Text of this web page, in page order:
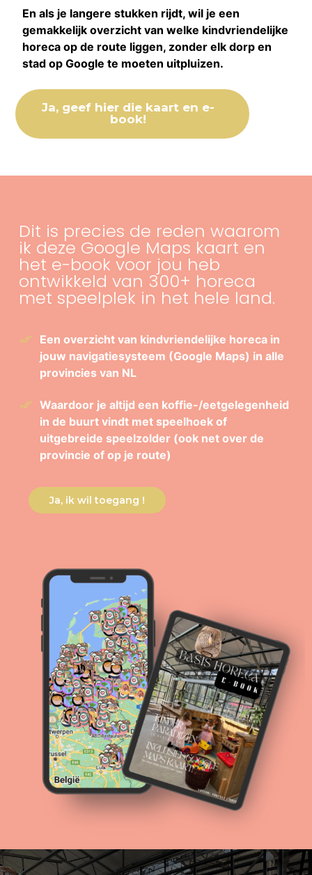
En als je langere stukken rijdt, wil je een
gemakkelijk overzicht van welke kindvriendelijke
horeca op de route liggen, zonder elk dorp en
stad op Google te moeten uitpluizen.
Ja, geef hier die kaart en e-
book!
Dit is precies de reden waarom
ik deze Google Maps kaart en
het e-book voor jou heb
ontwikkeld van 300+ horeca
met speelplek in het hele land.
Een overzicht van kindvriendelijke horeca in
jouw navigatiesysteem (Google Maps) in alle
provincies van NL
Waardoor je altijd een koffie-/eetgelegenheid
in de buurt vindt met speelhoek of
uitgebreide speelzolder (ook net over de
provincie of op je route)
Ja, ik wil toegang !